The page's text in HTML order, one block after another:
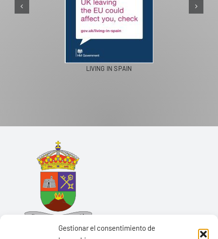
Gestionar el consentimiento de
LIVING IN SPAIN